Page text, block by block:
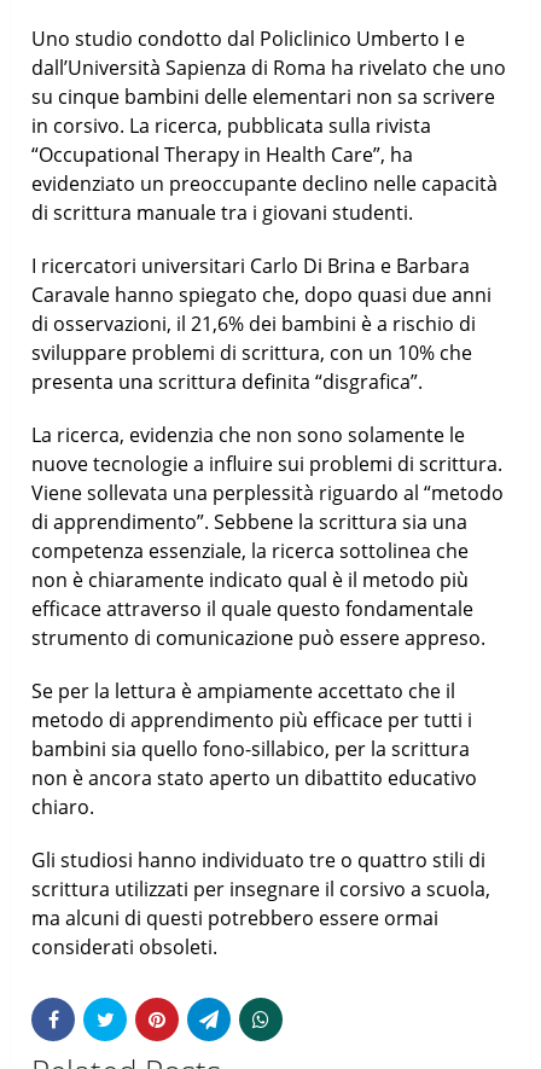
Uno studio condotto dal Policlinico Umberto I e
dall’Università Sapienza di Roma ha rivelato che uno
su cinque bambini delle elementari non sa scrivere
in corsivo. La ricerca, pubblicata sulla rivista
“Occupational Therapy in Health Care”, ha
evidenziato un preoccupante declino nelle capacità
di scrittura manuale tra i giovani studenti.
I ricercatori universitari Carlo Di Brina e Barbara
Caravale hanno spiegato che, dopo quasi due anni
di osservazioni, il 21,6% dei bambini è a rischio di
sviluppare problemi di scrittura, con un 10% che
presenta una scrittura definita “disgrafica”.
La ricerca, evidenzia che non sono solamente le
nuove tecnologie a influire sui problemi di scrittura.
Viene sollevata una perplessità riguardo al “metodo
di apprendimento”. Sebbene la scrittura sia una
competenza essenziale, la ricerca sottolinea che
non è chiaramente indicato qual è il metodo più
efficace attraverso il quale questo fondamentale
strumento di comunicazione può essere appreso.
Se per la lettura è ampiamente accettato che il
metodo di apprendimento più efficace per tutti i
bambini sia quello fono-sillabico, per la scrittura
non è ancora stato aperto un dibattito educativo
chiaro.
Gli studiosi hanno individuato tre o quattro stili di
scrittura utilizzati per insegnare il corsivo a scuola,
ma alcuni di questi potrebbero essere ormai
considerati obsoleti.